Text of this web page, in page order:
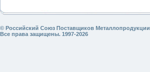
© Российский Союз Поставщиков Металлопродукции
Все права защищены. 1997-2026